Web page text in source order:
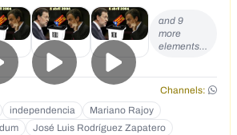
and 9
more
elements…
Channels:
independencia
Mariano Rajoy
José Luis Rodríguez Zapatero